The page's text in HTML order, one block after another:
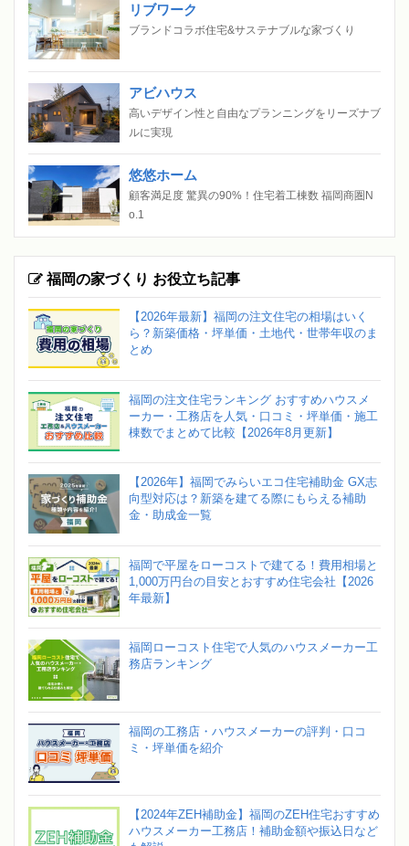
リブワーク
ブランドコラボ住宅&サステナブルな家づくり
アビハウス
高いデザイン性と自由なプランニングをリーズナブ
ルに実現
悠悠ホーム
顧客満足度 驚異の90%！住宅着工棟数 福岡商圏N
o.1
福岡の家づくり お役立ち記事
【2026年最新】福岡の注文住宅の相場はいく
ら？新築価格・坪単価・土地代・世帯年収のま
とめ
福岡の注文住宅ランキング おすすめハウスメ
ーカー・工務店を人気・口コミ・坪単価・施工
棟数でまとめて比較【2026年8月更新】
【2026年】福岡でみらいエコ住宅補助金 GX志
向型対応は？新築を建てる際にもらえる補助
金・助成金一覧
福岡で平屋をローコストで建てる！費用相場と
1,000万円台の目安とおすすめ住宅会社【2026
年最新】
福岡ローコスト住宅で人気のハウスメーカー工
務店ランキング
福岡の工務店・ハウスメーカーの評判・口コ
ミ・坪単価を紹介
【2024年ZEH補助金】福岡のZEH住宅おすすめ
ハウスメーカー工務店！補助金額や振込日など